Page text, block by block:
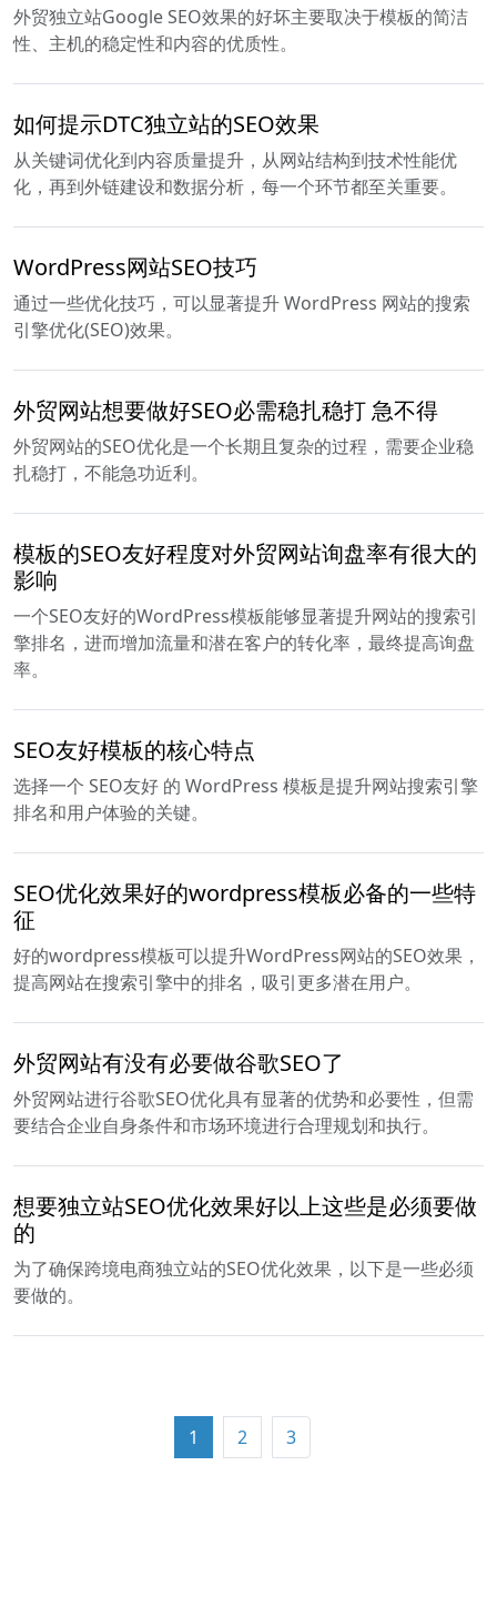
外贸独立站Google SEO效果的好坏主要取决于模板的简洁
性、主机的稳定性和内容的优质性。
如何提示DTC独立站的SEO效果
从关键词优化到内容质量提升，从网站结构到技术性能优
化，再到外链建设和数据分析，每一个环节都至关重要。
WordPress网站SEO技巧
通过一些优化技巧，可以显著提升 WordPress 网站的搜索
引擎优化(SEO)效果。
外贸网站想要做好SEO必需稳扎稳打 急不得
外贸网站的SEO优化是一个长期且复杂的过程，需要企业稳
扎稳打，不能急功近利。
模板的SEO友好程度对外贸网站询盘率有很大的
影响
一个SEO友好的WordPress模板能够显著提升网站的搜索引
擎排名，进而增加流量和潜在客户的转化率，最终提高询盘
率。
SEO友好模板的核心特点
选择一个 SEO友好 的 WordPress 模板是提升网站搜索引擎
排名和用户体验的关键。
SEO优化效果好的wordpress模板必备的一些特
征
好的wordpress模板可以提升WordPress网站的SEO效果，
提高网站在搜索引擎中的排名，吸引更多潜在用户。
外贸网站有没有必要做谷歌SEO了
外贸网站进行谷歌SEO优化具有显著的优势和必要性，但需
要结合企业自身条件和市场环境进行合理规划和执行。
想要独立站SEO优化效果好以上这些是必须要做
的
为了确保跨境电商独立站的SEO优化效果，以下是一些必须
要做的。
1 2 3